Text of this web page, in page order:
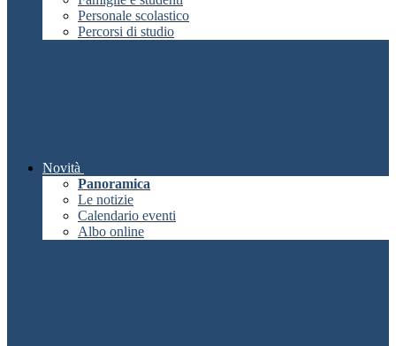
Personale scolastico
Percorsi di studio
Novità
Panoramica
Le notizie
Calendario eventi
Albo online